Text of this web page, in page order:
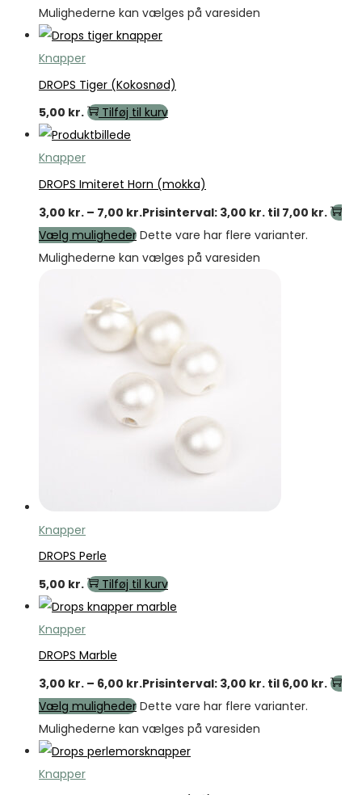
Mulighederne kan vælges på varesiden
Knapper
DROPS Tiger (Kokosnød)
5,00 kr. Tilføj til kurv
Knapper
DROPS Imiteret Horn (mokka)
3,00 kr. – 7,00 kr.Prisinterval: 3,00 kr. til 7,00 kr.
Vælg muligheder Dette vare har flere varianter.
Mulighederne kan vælges på varesiden
Knapper
DROPS Perle
5,00 kr. Tilføj til kurv
Knapper
DROPS Marble
3,00 kr. – 6,00 kr.Prisinterval: 3,00 kr. til 6,00 kr.
Vælg muligheder Dette vare har flere varianter.
Mulighederne kan vælges på varesiden
Knapper